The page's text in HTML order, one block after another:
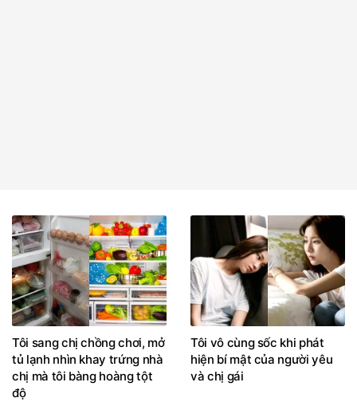
Tôi sang chị chồng chơi, mở
tủ lạnh nhìn khay trứng nhà
chị mà tôi bàng hoàng tột
độ
Tôi vô cùng sốc khi phát
hiện bí mật của người yêu
và chị gái